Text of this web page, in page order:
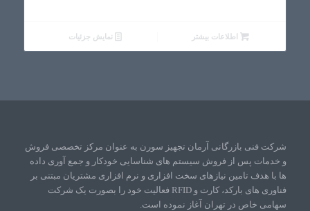
اطلاعات بیشتر نمایش جزئیات
شرکت فنی بازرگانی آرمان تجهیز سورن به عنوان مرکز تخصصی فروش
و خدمات پس از فروش سیستم های شناسایی خودکار و جمع آوری داده
ها با هدف تامین نیازهای سخت افزاری و نرم افزاری مشتریان مبتنی بر
فناوری های بارکد، کارت و RFID فعالیت خود را بصورت یک شرکت
سهامی خاص در تهران آغاز نموده است.